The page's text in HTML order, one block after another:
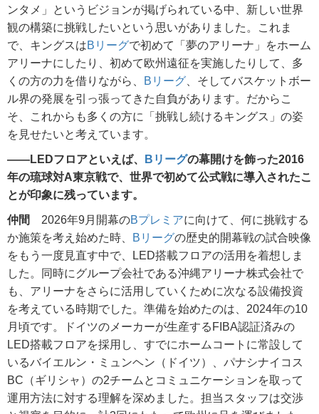
ンタメ」というビジョンが掲げられている中、新しい世界
観の構築に挑戦したいという思いがありました。これま
で、キングスはBリーグで初めて「夢のアリーナ」をホーム
アリーナにしたり、初めて欧州遠征を実施したりして、多
くの方の力を借りながら、
Bリーグ、そしてバスケットボー
ル界の発展を引っ張ってきた自負があります。だからこ
そ、これからも多くの方に「挑戦し続けるキングス」の姿
を見せたいと考えています。
――LEDフロアといえば、 Bリーグの幕開けを飾った2016
年の琉球対A東京戦で、世界で初めて公式戦に導入されたこ
とが印象に残っています。
仲間 2026年9月開幕のBプレミアに向けて、何に挑戦する
か施策を考え始めた時、
Bリーグの歴史的開幕戦の試合映像
をもう一度見直す中で、LED搭載フロアの活用を着想しま
した。同時にグループ会社である沖縄アリーナ株式会社で
も、アリーナをさらに活用していくために次なる設備投資
を考えている時期でした。準備を始めたのは、2024年の10
月頃です。ドイツのメーカーが生産するFIBA認証済みの
LED搭載フロアを採用し、すでにホームコートに常設して
いるバイエルン・ミュンヘン（ドイツ）、パナシナイコス
BC（ギリシャ）の2チームとコミュニケーションを取って
運用方法に対する理解を深めました。担当スタッフは交渉